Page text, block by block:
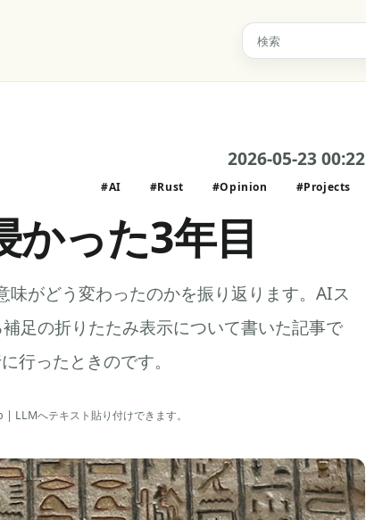
2026-05-23 00:22
#AI #Rust #Opinion #Projects
かった3年目
がどう変わったのかを振り返ります。AIス
足の折りたたみ表示について書いた記事で
行ったときのです。
LLMへテキスト貼り付けできます。